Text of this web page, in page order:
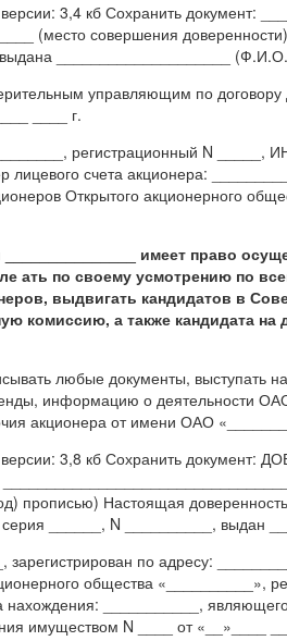
3,4 кб Сохранить документ:
(место совершения
____________________ (Ф.И.О.
управляющим по договору
____ г.
регистрационный N _____,
счета акционера:
Открытого акционерного
имеет право
ать по своему усмотрению по
выдвигать кандидатов в
комиссию, а также кандидата на
любые документы,
информацию о деятельности
акционера от имени ОАО
версии: 3,8 кб Сохранить документ:
прописью) Настоящая
______, N __________, выдан
по адресу:
общества «__________»,
___________,
имуществом N ____ от «__»____